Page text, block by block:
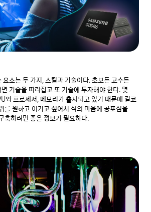
요소는 두 가지, 스킬과 기술이다. 초보든 고수든
기술을 따라잡고 또 기술에 투자해야 한다. 몇
와 프로세서, 메모리가 출시되고 있기 때문에 결코
를 원하고 이기고 싶어서 적의 마음에 공포심을
축하려면 좋은 정보가 필요하다.